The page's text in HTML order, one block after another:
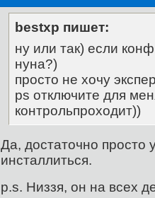
bestxp пишет:
ну или так) если
нуна?)
просто не хочу
ps отключите для
контрольпроходит))
Да, достаточно просто
инсталлиться.
p.s. Низзя, он на всех